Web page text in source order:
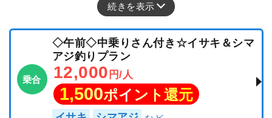
続きを表示
乗合
◇午前◇中乗りさん付き☆イサキ＆シマ
アジ釣りプラン
12,000 円/人
1,500ポイント還元